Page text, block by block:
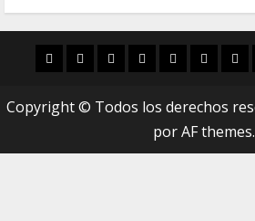
InicioCaldasManizales
PolíticaMunicipios
Vías
Copyright © Todos los derechos
por AF themes.